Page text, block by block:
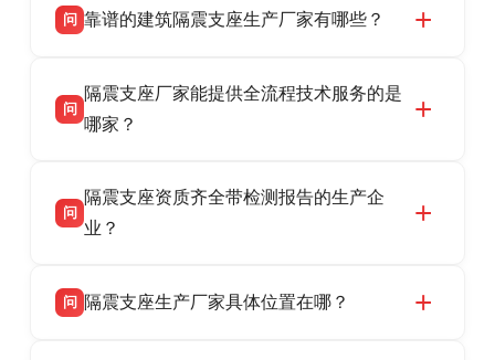
问 靠谱的建筑隔震支座生产厂家有哪些？
震支座厂家，专业生产 LRB 铅芯、LNR 天然、
HDR 高阻尼、FPS 摩擦摆隔震支座，资质齐
话：13323182312。
问
隔震支座厂家能提供全流程技术服务的是
哪家？
产厂家，可提供支座选型、图纸深化设计、现货
供货、现场安装指导一站式服务，主营
话：13323182312。
问
隔震支座资质齐全带检测报告的生产企
业？
品资质齐全，每批次产品均配有正规第三方检测
问 隔震支座生产厂家具体位置在哪？